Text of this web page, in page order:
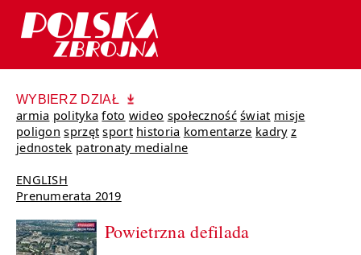
WYBIERZ DZIAŁ
armia polityka foto wideo społeczność świat misje
poligon sprzęt sport historia komentarze kadry z
jednostek patronaty medialne
ENGLISH
Prenumerata 2019
Powietrzna defilada